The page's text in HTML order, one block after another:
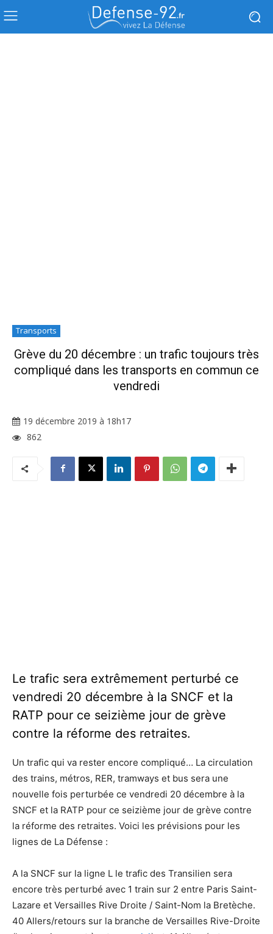
Transports
Grève du 20 décembre : un trafic toujours très
compliqué dans les transports en commun ce
vendredi
19 décembre 2019 à 18h17
862
Le trafic sera extrêmement perturbé ce
vendredi 20 décembre à la SNCF et la
RATP pour ce seizième jour de grève
contre la réforme des retraites.
Un trafic qui va rester encore compliqué… La circulation
des trains, métros, RER, tramways et bus sera une
nouvelle fois perturbée ce vendredi 20 décembre à la
SNCF et la RATP pour ce seizième jour de grève contre
la réforme des retraites. Voici les prévisions pour les
lignes de La Défense :
A la SNCF sur la ligne L le trafic des Transilien sera
encore très perturbé avec 1 train sur 2 entre Paris Saint-
Lazare et Versailles Rive Droite / Saint-Nom la Bretèche.
40 Allers/retours sur la branche de Versailles Rive-Droite